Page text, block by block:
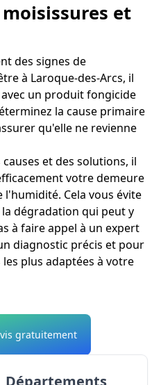
et
des signes de
à Laroque-des-Arcs, il
un produit fongicide
la cause primaire
qu'elle ne revienne
et des solutions, il
votre demeure
l'humidité. Cela vous évite
dégradation qui peut y
à faire appel à un expert
diagnostic précis et pour
plus adaptées à votre
gratuitement